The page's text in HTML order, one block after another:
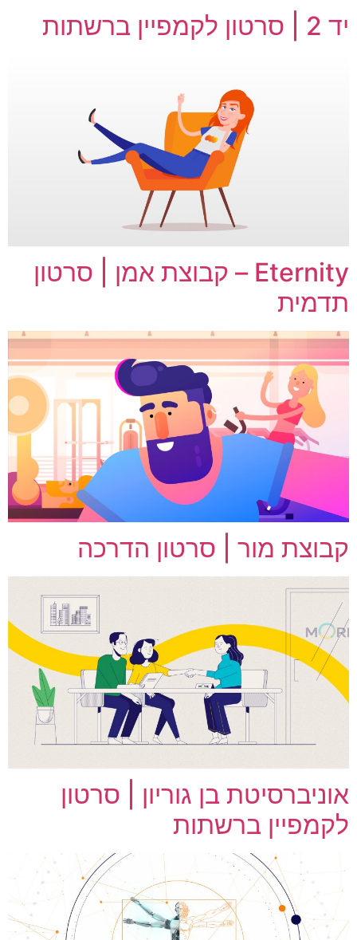
יד 2 | סרטון לקמפיין ברשתות
Eternity – קבוצת אמן | סרטון
תדמית
קבוצת מור | סרטון הדרכה
אוניברסיטת בן גוריון | סרטון
לקמפיין ברשתות